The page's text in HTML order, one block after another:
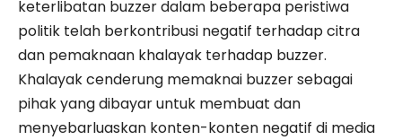
keterlibatan buzzer dalam beberapa peristiwa
politik telah berkontribusi negatif terhadap citra
dan pemaknaan khalayak terhadap buzzer.
Khalayak cenderung memaknai buzzer sebagai
pihak yang dibayar untuk membuat dan
menyebarluaskan konten-konten negatif di media